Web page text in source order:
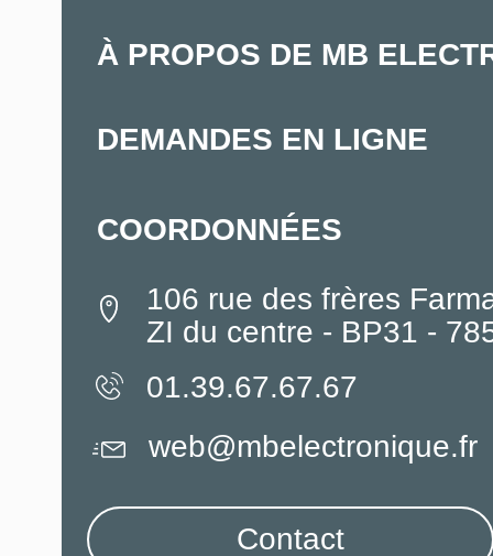
À PROPOS DE MB
DEMANDES EN LIGNE
COORDONNÉES
106 rue des frères
ZI du centre - BP31 -
01.39.67.67.67
web@mbelectronique.fr
Contact